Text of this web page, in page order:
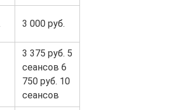
3 000 руб.
3 375 руб. 5
сеансов 6
750 руб. 10
сеансов